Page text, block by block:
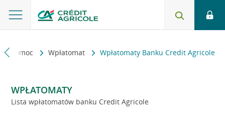
i pomoc Wpłatomat Wpłatomaty Banku Credit Agricole
WPŁATOMATY
Lista wpłatomatów banku Credit Agricole